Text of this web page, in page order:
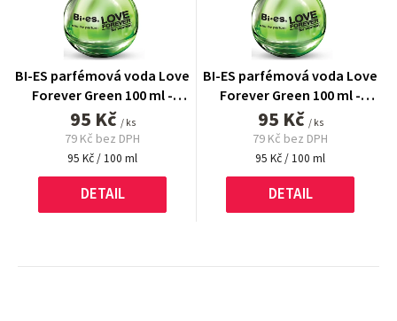
BI-ES parfémová voda Love
Forever Green 100 ml -
TESTER
95 Kč / ks
79 Kč bez DPH
Měrná
95 Kč / 100 ml
DETAIL
BI-ES parfémová voda Love
Forever Green 100 ml -
TESTER
95 Kč / ks
79 Kč bez DPH
Měrná
95 Kč / 100 ml
DETAIL